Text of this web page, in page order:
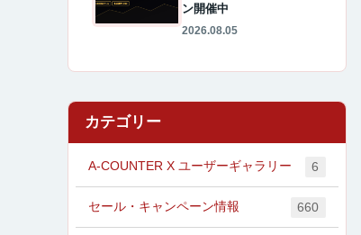
ン開催中
2026.08.05
カテゴリー
A-COUNTER X ユーザーギャラリー 6
セール・キャンペーン情報 660